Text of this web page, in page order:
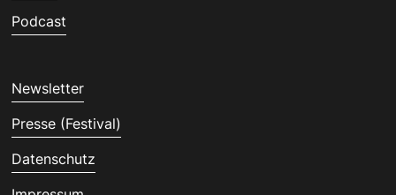
Podcast
Newsletter
Presse (Festival)
Datenschutz